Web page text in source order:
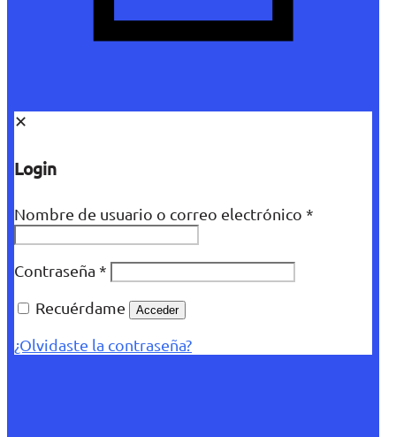
✕
Login
Nombre de usuario o correo electrónico *
Contraseña *
Recuérdame
Acceder
¿Olvidaste la contraseña?